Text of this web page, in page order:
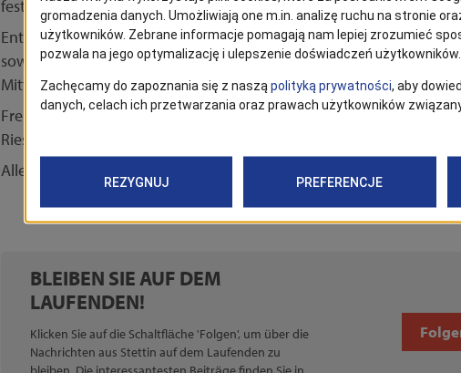
fester Bestandteil des Stettiner Kultursommers.
Entlang der Uferpromenaden legen erneut beeindruckende
sowie kleinere Schiffe an – viele davon öffnen ihre Decks für
Mitfahrten ein.
Freuen Sie sich auf ein maritimes Familienfest mit
Riesenrad und vielen Attraktionen – auf beiden Oderseiten.
Alle Infos unter:
BLEIBEN SIE AUF DEM
LAUFENDEN!
Klicken Sie auf die Schaltfläche 'Folgen', um über die
Nachrichten aus Stettin auf dem Laufenden zu